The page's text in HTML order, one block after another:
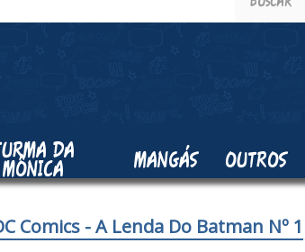
DA
MÔNICA MANGÁS OUTROS
Comics - A Lenda Do Batman Nº 1